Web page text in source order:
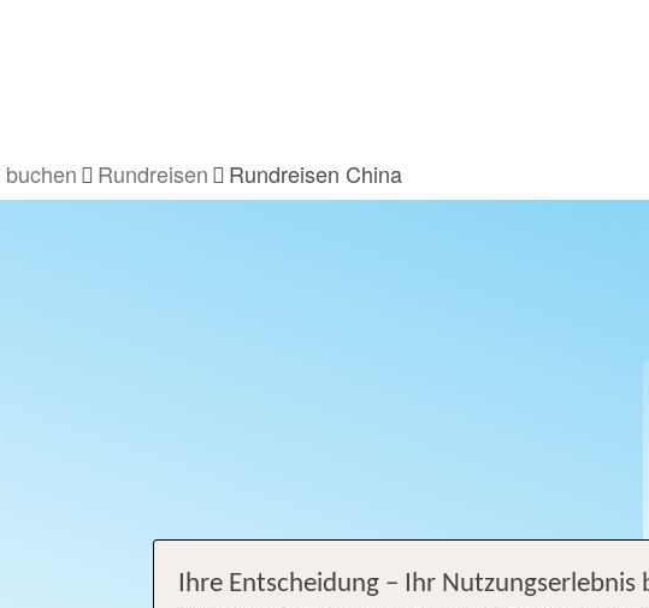
Rundreisen Rundreisen China
Ihre Entscheidung – Ihr Nutzungserlebnis